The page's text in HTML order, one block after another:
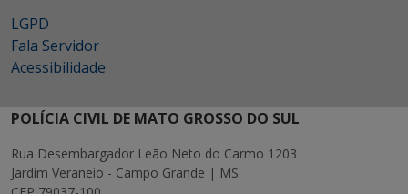
LGPD
Fala Servidor
Acessibilidade
POLÍCIA CIVIL DE MATO GROSSO DO SUL
Rua Desembargador Leão Neto do Carmo 1203
Jardim Veraneio - Campo Grande | MS